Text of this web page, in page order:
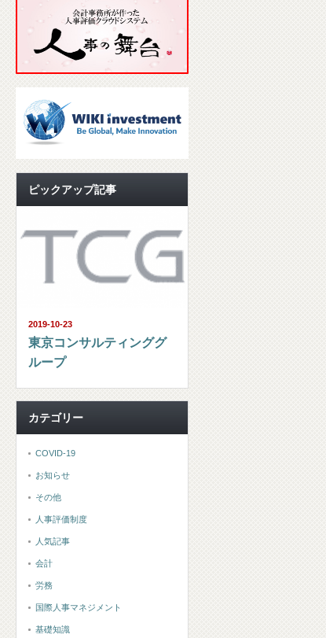
ピックアップ記事
2019-10-23
東京コンサルティンググ
ループ
カテゴリー
COVID-19
お知らせ
その他
人事評価制度
人気記事
会計
労務
国際人事マネジメント
基礎知識